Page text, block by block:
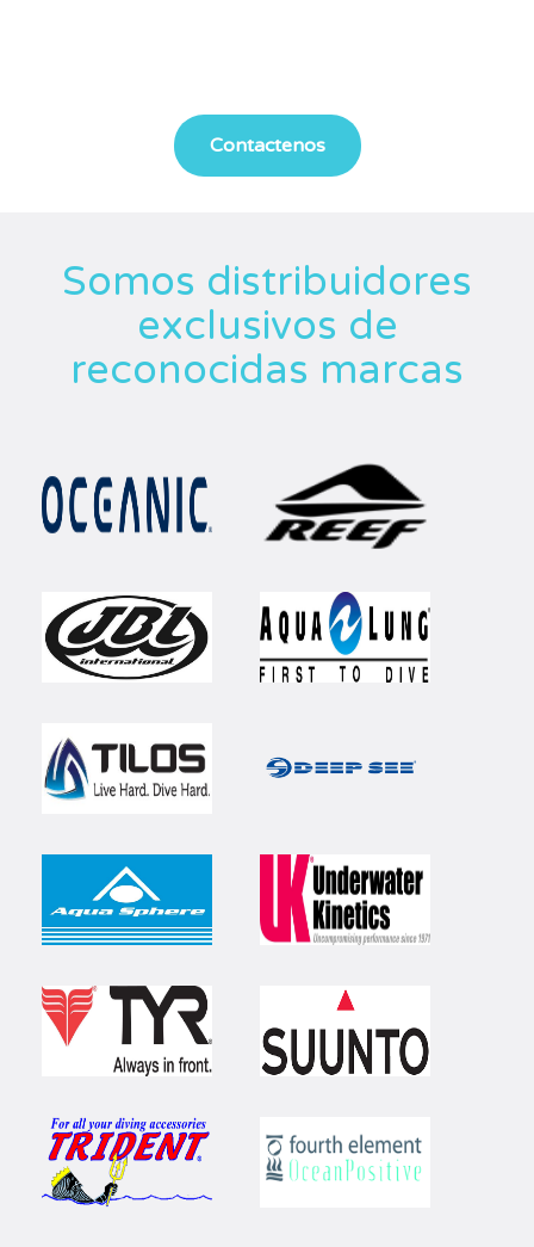
Somos distribuidores
exclusivos de
reconocidas marcas